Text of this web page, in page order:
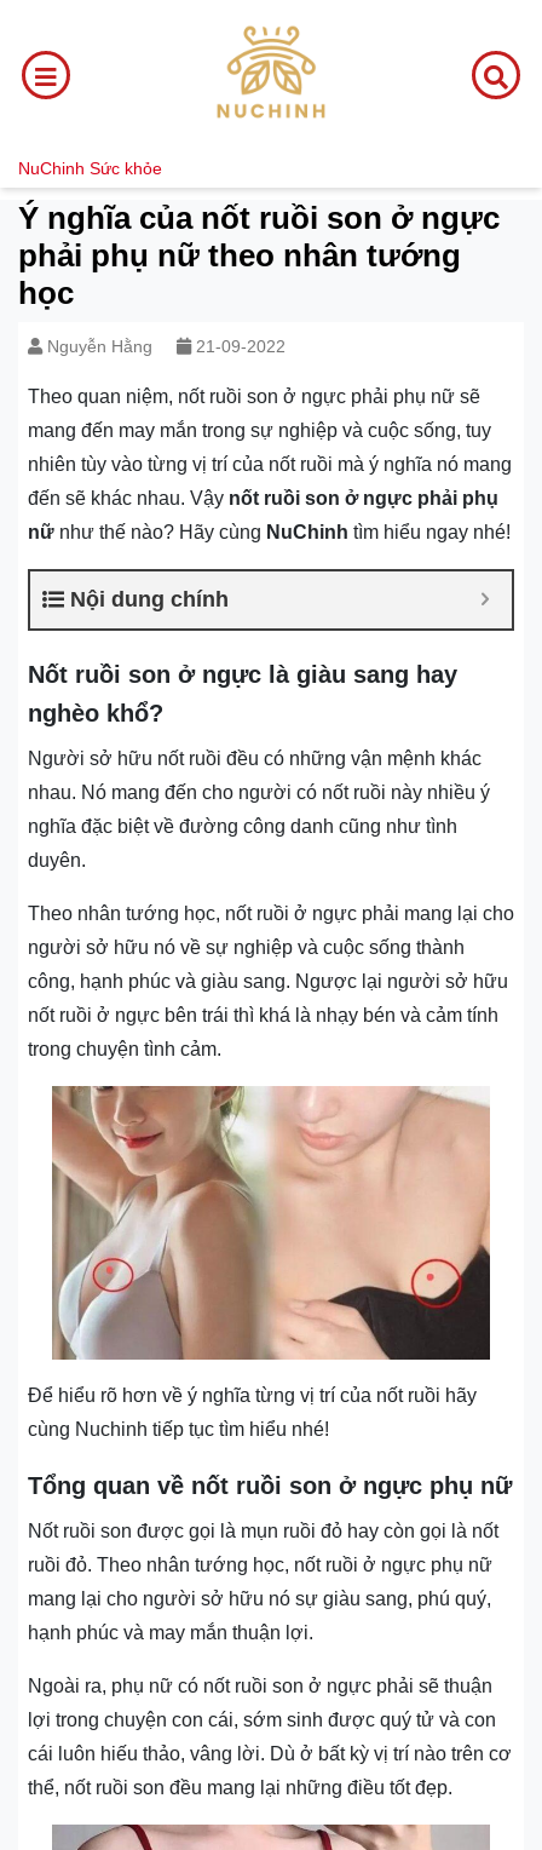
NuChinh Sức khỏe
Ý nghĩa của nốt ruồi son ở ngực
phải phụ nữ theo nhân tướng
học
Nguyễn Hằng 21-09-2022
Theo quan niệm, nốt ruồi son ở ngực phải phụ nữ sẽ
mang đến may mắn trong sự nghiệp và cuộc sống, tuy
nhiên tùy vào từng vị trí của nốt ruồi mà ý nghĩa nó mang
đến sẽ khác nhau. Vậy nốt ruồi son ở ngực phải phụ
nữ như thế nào? Hãy cùng NuChinh tìm hiểu ngay nhé!
Nội dung chính
Nốt ruồi son ở ngực là giàu sang hay
nghèo khổ?
Người sở hữu nốt ruồi đều có những vận mệnh khác
nhau. Nó mang đến cho người có nốt ruồi này nhiều ý
nghĩa đặc biệt về đường công danh cũng như tình
duyên.
Theo nhân tướng học, nốt ruồi ở ngực phải mang lại cho
người sở hữu nó về sự nghiệp và cuộc sống thành
công, hạnh phúc và giàu sang. Ngược lại người sở hữu
nốt ruồi ở ngực bên trái thì khá là nhạy bén và cảm tính
trong chuyện tình cảm.
Để hiểu rõ hơn về ý nghĩa từng vị trí của nốt ruồi hãy
cùng Nuchinh tiếp tục tìm hiểu nhé!
Tổng quan về nốt ruồi son ở ngực phụ nữ
Nốt ruồi son được gọi là mụn ruồi đỏ hay còn gọi là nốt
ruồi đỏ. Theo nhân tướng học, nốt ruồi ở ngực phụ nữ
mang lại cho người sở hữu nó sự giàu sang, phú quý,
hạnh phúc và may mắn thuận lợi.
Ngoài ra, phụ nữ có nốt ruồi son ở ngực phải sẽ thuận
lợi trong chuyện con cái, sớm sinh được quý tử và con
cái luôn hiếu thảo, vâng lời. Dù ở bất kỳ vị trí nào trên cơ
thể, nốt ruồi son đều mang lại những điều tốt đẹp.